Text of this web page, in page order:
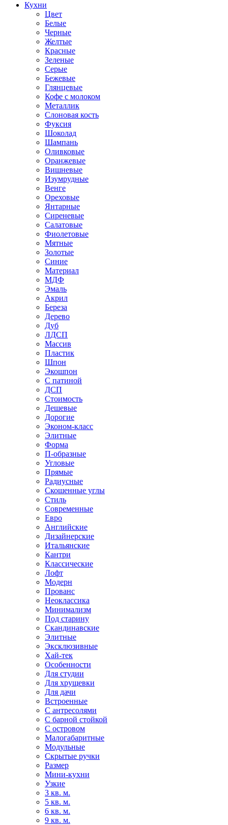
Кухни
Цвет
Белые
Черные
Желтые
Красные
Зеленые
Серые
Бежевые
Глянцевые
Кофе с молоком
Металлик
Слоновая кость
Фуксия
Шоколад
Шампань
Оливковые
Оранжевые
Вишневые
Изумрудные
Венге
Ореховые
Янтарные
Сиреневые
Салатовые
Фиолетовые
Мятные
Золотые
Синие
Материал
МДФ
Эмаль
Акрил
Береза
Дерево
Дуб
ЛДСП
Массив
Пластик
Шпон
Экошпон
С патиной
ДСП
Стоимость
Дешевые
Дорогие
Эконом-класс
Элитные
Форма
П-образные
Угловые
Прямые
Радиусные
Скошенные углы
Стиль
Современные
Евро
Английские
Дизайнерские
Итальянские
Кантри
Классические
Лофт
Модерн
Прованс
Неоклассика
Минимализм
Под старину
Скандинавские
Элитные
Эксклюзивные
Хай-тек
Особенности
Для студии
Для хрущевки
Для дачи
Встроенные
С антресолями
С барной стойкой
С островом
Малогабаритные
Модульные
Скрытые ручки
Размер
Мини-кухни
Узкие
3 кв. м.
5 кв. м.
6 кв. м.
9 кв. м.